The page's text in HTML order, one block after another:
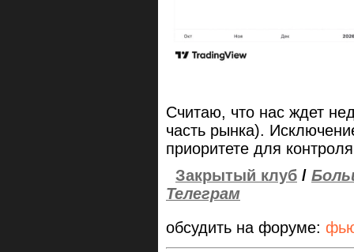
Считаю, что нас ждет
часть рынка).
приоритете для
Закрытый клуб /
Телеграм
обсудить на форуме: